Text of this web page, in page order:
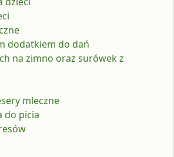
dodatkiem do dań
na zimno oraz surówek z
mleczne
do picia